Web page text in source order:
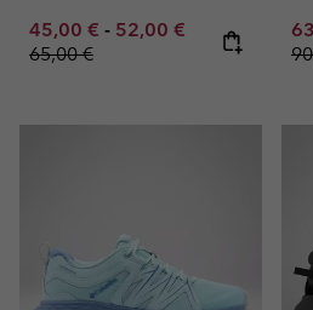
Minimum sale price:
45,00 € - Maximum sale price:
52,00 € Regular price:
65,00 €